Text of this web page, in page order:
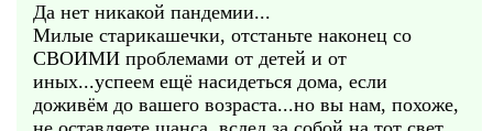
Да нет никакой пандемии...
Милые старикашечки, отстаньте наконец со
СВОИМИ проблемами от детей и от
иных...успеем ещё насидеться дома, если
доживём до вашего возраста...но вы нам, похоже,